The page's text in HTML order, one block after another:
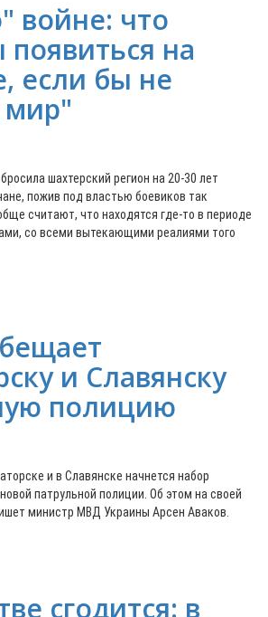
войне: что
на
если бы не
мир"
шахтерский регион на 20-30 лет
пожив под властью боевиков так
считают, что находятся где-то в периоде
со всеми вытекающими реалиями того
и Славянску
полицию
и в Славянске начнется набор
патрульной полиции. Об этом на своей
министр МВД Украины Арсен Аваков.
сгодится: в